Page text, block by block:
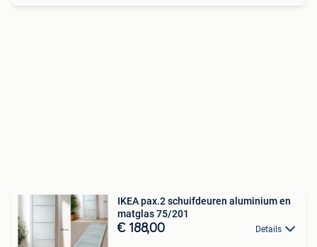
IKEA pax.2 schuifdeuren aluminium en
matglas 75/201
€ 188,00 Details